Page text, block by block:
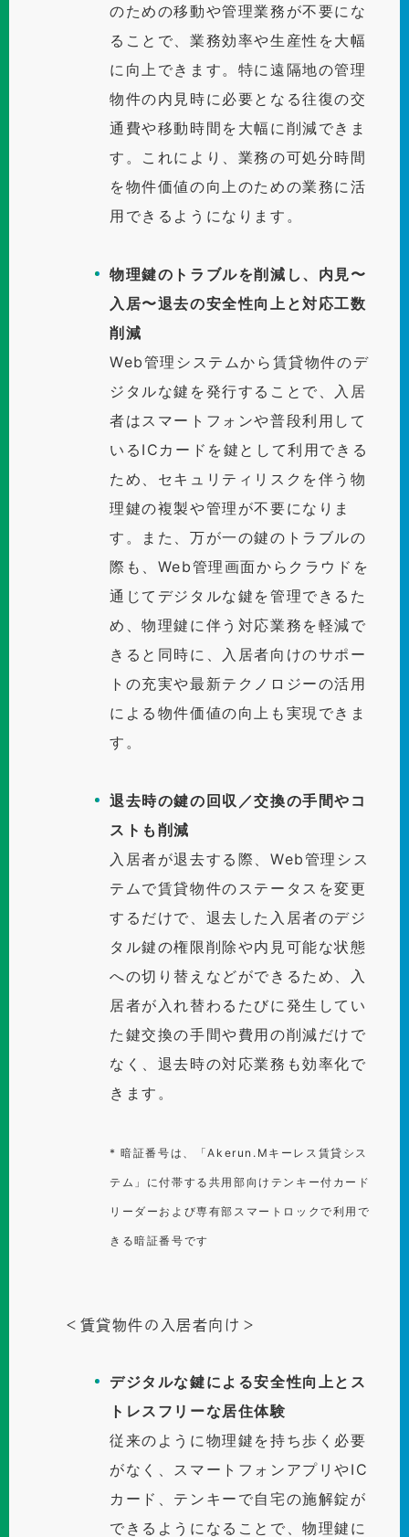
のための移動や管理業務が不要にな
ることで、業務効率や生産性を大幅
に向上できます。特に遠隔地の管理
物件の内見時に必要となる往復の交
通費や移動時間を大幅に削減できま
す。これにより、業務の可処分時間
を物件価値の向上のための業務に活
用できるようになります。
物理鍵のトラブルを削減し、内見〜
入居〜退去の安全性向上と対応工数
削減
Web管理システムから賃貸物件のデ
ジタルな鍵を発行することで、入居
者はスマートフォンや普段利用して
いるICカードを鍵として利用できる
ため、セキュリティリスクを伴う物
理鍵の複製や管理が不要になりま
す。また、万が一の鍵のトラブルの
際も、Web管理画面からクラウドを
通じてデジタルな鍵を管理できるた
め、物理鍵に伴う対応業務を軽減で
きると同時に、入居者向けのサポー
トの充実や最新テクノロジーの活用
による物件価値の向上も実現できま
す。
退去時の鍵の回収／交換の手間やコ
ストも削減
入居者が退去する際、Web管理シス
テムで賃貸物件のステータスを変更
するだけで、退去した入居者のデジ
タル鍵の権限削除や内見可能な状態
への切り替えなどができるため、入
居者が入れ替わるたびに発生してい
た鍵交換の手間や費用の削減だけで
なく、退去時の対応業務も効率化で
きます。
* 暗証番号は、「Akerun.Mキーレス賃貸シス
テム」に付帯する共用部向けテンキー付カード
リーダーおよび専有部スマートロックで利用で
きる暗証番号です
＜賃貸物件の入居者向け＞
デジタルな鍵による安全性向上とス
トレスフリーな居住体験
従来のように物理鍵を持ち歩く必要
がなく、スマートフォンアプリやIC
カード、テンキーで自宅の施解錠が
できるようになることで、物理鍵に